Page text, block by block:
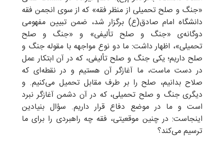
«جنگ و صلح تحمیلی از منظر فقه» که از سوی انجمن فقه
دانشگاه امام صادق(ع) برگزار شد، ضمن تبیین مفهومی
دوگانه‌ی «جنگ و صلح تألیفی» و «جنگ و صلح
تحمیلی»، اظهار داشت: ما دو نوع مواجهه با مقوله جنگ و
صلح داریم؛ یکی جنگ و صلح تألیفی، که در آن ابتکار عمل
در دست ماست، ما آغازگر آن هستیم و در نقطه‌ای که
صلاح بدانیم، صلح را بر طرف مقابل تحمیل می‌کنیم. و
دیگری جنگ و صلح تحمیلی، که در آن دشمن آغازگر نبرد
است و ما در موضع دفاع قرار داریم. سؤال بنیادین
اینجاست: در چنین موقعیتی، فقه چه راهبردی را برای ما
ترسیم می‌کند؟